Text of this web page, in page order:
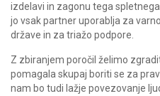
izdelavi in zagonu tega
jo vsak partner uporablja za
države in za triažo podpore.
Z zbiranjem poročil želimo
pomagala skupaj boriti se za
nam bo tudi lažje povezovanje